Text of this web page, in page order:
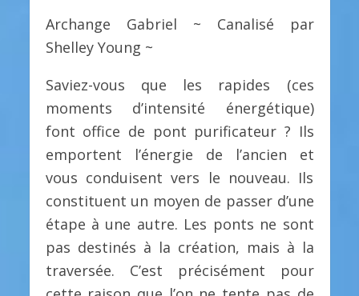
Archange Gabriel ~ Canalisé par
Shelley Young ~
Saviez-vous que les rapides (ces
moments d’intensité énergétique)
font office de pont purificateur ? Ils
emportent l’énergie de l’ancien et
vous conduisent vers le nouveau. Ils
constituent un moyen de passer d’une
étape à une autre. Les ponts ne sont
pas destinés à la création, mais à la
traversée. C’est précisément pour